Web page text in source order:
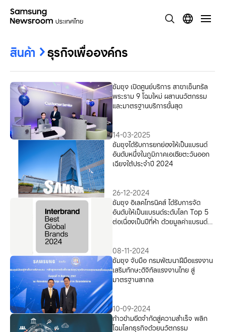
สินค้า ธุรกิจเพื่อองค์กร
ซัมซุง เปิดศูนย์บริการ สาขาเซ็นทรัล
พระราม 9 โฉมใหม่ ผสานนวัตกรรม
และมาตรฐานบริการขั้นสุด
14-03-2025
ซัมซุงได้รับการยกย่องให้เป็นแบรนด์
อันดับหนึ่งในภูมิภาคเอเชียตะวันออก
เฉียงใต้ประจำปี 2024
26-12-2024
ซัมซุง อิเลคโทรนิคส์ ได้รับการจัด
อันดับให้เป็นแบรนด์ระดับโลก Top 5
ต่อเนื่องเป็นปีที่ห้า ด้วยมูลค่าแบรนด์
08-11-2024
ซัมซุง จับมือ กรมพัฒนาฝีมือแรงงาน
เสริมทักษะดิจิทัลแรงงานไทย สู่
มาตรฐานสากล
10-09-2024
ก้าวข้ามขีดจำกัดสู่ความสำเร็จ พลิก
โฉมโลกธุรกิจด้วยนวัตกรรม